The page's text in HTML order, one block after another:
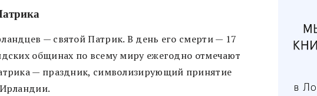
— святой Патрик. В день его смерти — 17
общинах по всему миру ежегодно отмечают
— праздник, символизирующий принятие